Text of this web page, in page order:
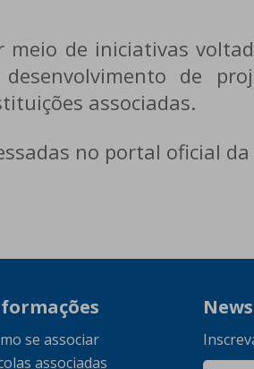
meio de iniciativas
de
associadas.
no portal oficial
se associar
associadas